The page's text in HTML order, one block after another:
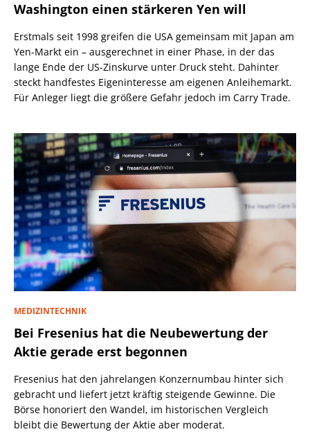
Washington einen stärkeren Yen will
Erstmals seit 1998 greifen die USA gemeinsam mit Japan am
Yen-Markt ein – ausgerechnet in einer Phase, in der das
lange Ende der US-Zinskurve unter Druck steht. Dahinter
steckt handfestes Eigeninteresse am eigenen Anleihemarkt.
Für Anleger liegt die größere Gefahr jedoch im Carry Trade.
MEDIZINTECHNIK
Bei Fresenius hat die Neubewertung der
Aktie gerade erst begonnen
Fresenius hat den jahrelangen Konzernumbau hinter sich
gebracht und liefert jetzt kräftig steigende Gewinne. Die
Börse honoriert den Wandel, im historischen Vergleich
bleibt die Bewertung der Aktie aber moderat.